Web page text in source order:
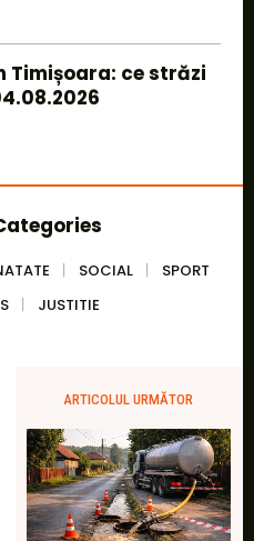
Timișoara: ce străzi
SOCIAL
SPORT
JUSTITIE
ARTICOLUL URMĂTOR